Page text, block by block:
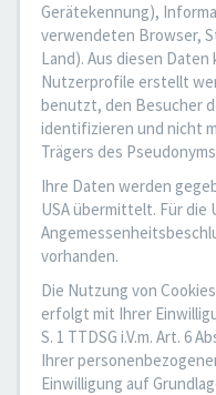
Gerätekennung),
verwendeten Browser,
Land). Aus diesen
Nutzerprofile erstellt
benutzt, den Besucher
identifizieren und nicht
Trägers des
Ihre Daten werden
USA übermittelt. Für die
vorhanden.
Die Nutzung von
erfolgt mit Ihrer
S. 1 TTDSG i.V.m. Art. 6
Ihrer
Einwilligung auf